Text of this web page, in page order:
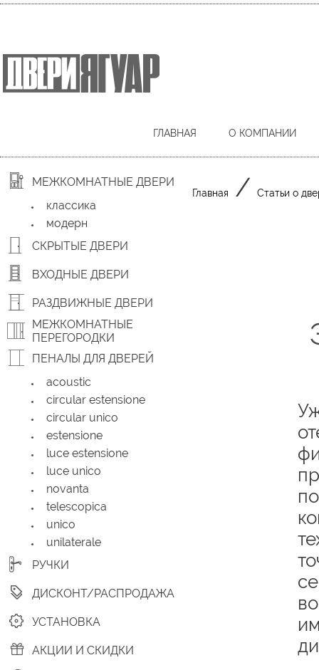
ГЛАВНАЯ О КОМПАНИИ
МЕЖКОМНАТНЫЕ ДВЕРИ
классика
модерн
СКРЫТЫЕ ДВЕРИ
ВХОДНЫЕ ДВЕРИ
РАЗДВИЖНЫЕ ДВЕРИ
МЕЖКОМНАТНЫЕ
ПЕРЕГОРОДКИ
ПЕНАЛЫ ДЛЯ ДВЕРЕЙ
acoustic
circular estensione
circular unico
estensione
luce estensione
luce unico
novanta
telescopica
unico
unilaterale
РУЧКИ
ДИСКОНТ/РАСПРОДАЖА
УСТАНОВКА
АКЦИИ И СКИДКИ
Главная / Статьи о